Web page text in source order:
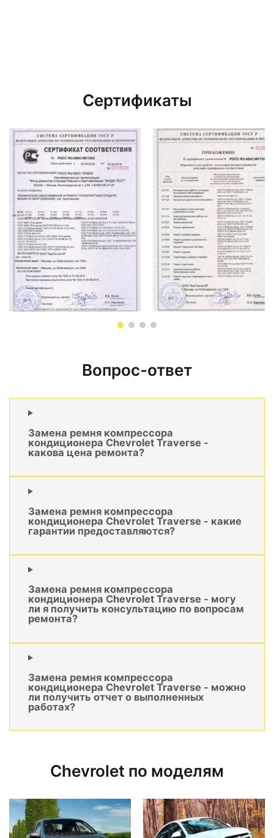
Сертификаты
Вопрос-ответ
Замена ремня компрессора
кондиционера Chevrolet Traverse -
какова цена ремонта?
Замена ремня компрессора
кондиционера Chevrolet Traverse - какие
гарантии предоставляются?
Замена ремня компрессора
кондиционера Chevrolet Traverse - могу
ли я получить консультацию по вопросам
ремонта?
Замена ремня компрессора
кондиционера Chevrolet Traverse - можно
ли получить отчет о выполненных
работах?
Chevrolet по моделям